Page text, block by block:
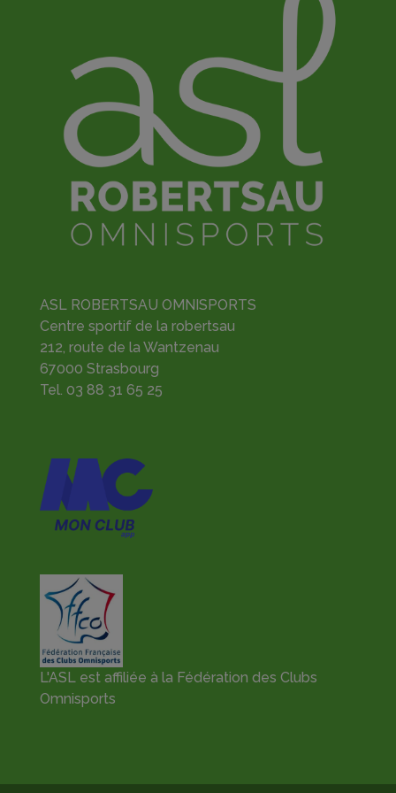
ASL ROBERTSAU OMNISPORTS
Centre sportif de la robertsau
212, route de la Wantzenau
67000 Strasbourg
Tel. 03 88 31 65 25
L'ASL est affiliée à la Fédération des Clubs
Omnisports